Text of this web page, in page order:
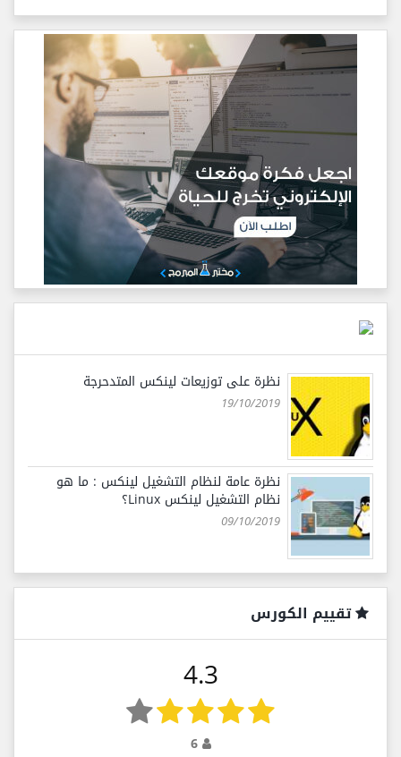
نظرة على توزيعات لينكس المتدحرجة
19/10/2019
نظرة عامة لنظام التشغيل لينكس : ما هو
نظام التشغيل لينكس Linux؟
09/10/2019
تقييم الكورس
4.3
6